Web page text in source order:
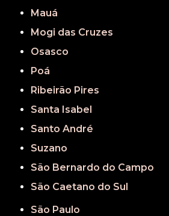
Mauá
Mogi das Cruzes
Osasco
Poá
Ribeirão Pires
Santa Isabel
Santo André
Suzano
São Bernardo do Campo
São Caetano do Sul
São Paulo